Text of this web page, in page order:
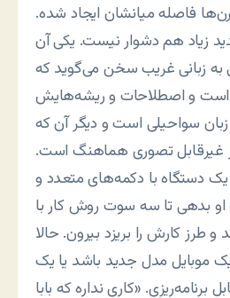
فاصله میانشان ایجاد شده.
زیاد هم دشوار نیست. یکی آن
زبانی غریب سخن می‌گوید که
است و اصطلاحات و ریشه‌هایش
زبان سواحیلی است و دیگر آن که
غیرقابل تصوری هماهنگ است.
دستگاه با دکمه‌های متعدد و
بدهی تا سه سوت روش کار با
و طرز کارش را بریزد بیرون. حالا
موبایل مدل جدید باشد یا یک
«کاری نداره که بابا